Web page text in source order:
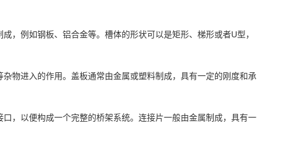
，例如钢板、铝合金等。槽体的形状可以是矩形、梯形或者U型，
物进入的作用。盖板通常由金属或塑料制成，具有一定的刚度和承
，以便构成一个完整的桥架系统。连接片一般由金属制成，具有一